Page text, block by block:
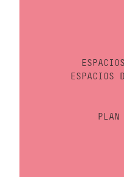
ESPACIOS